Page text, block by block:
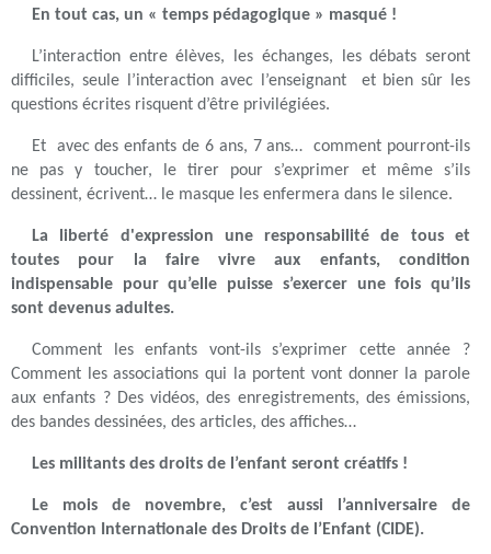
En tout cas, un « temps pédagogique » masqué !
L’interaction entre élèves, les échanges, les débats seront
difficiles, seule l’interaction avec l’enseignant et bien sûr les
questions écrites risquent d’être privilégiées.
Et avec des enfants de 6 ans, 7 ans… comment pourront-ils
ne pas y toucher, le tirer pour s’exprimer et même s’ils
dessinent, écrivent… le masque les enfermera dans le silence.
La liberté d'expression une responsabilité de tous et
toutes pour la faire vivre aux enfants, condition
indispensable pour qu’elle puisse s’exercer une fois qu’ils
sont devenus adultes.
Comment les enfants vont-ils s’exprimer cette année ?
Comment les associations qui la portent vont donner la parole
aux enfants ? Des vidéos, des enregistrements, des émissions,
des bandes dessinées, des articles, des affiches…
Les militants des droits de l’enfant seront créatifs !
Le mois de novembre, c’est aussi l’anniversaire de
Convention Internationale des Droits de l’Enfant (CIDE).